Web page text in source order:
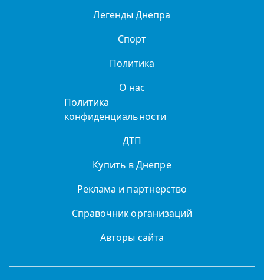
Легенды Днепра
Спорт
Политика
О нас
Политика
конфиденциальности
ДТП
Купить в Днепре
Реклама и партнерство
Справочник организаций
Авторы сайта